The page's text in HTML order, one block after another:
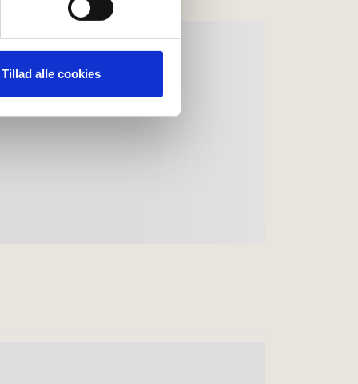
og til at analysere
for sociale medier,
Tillad alle cookies